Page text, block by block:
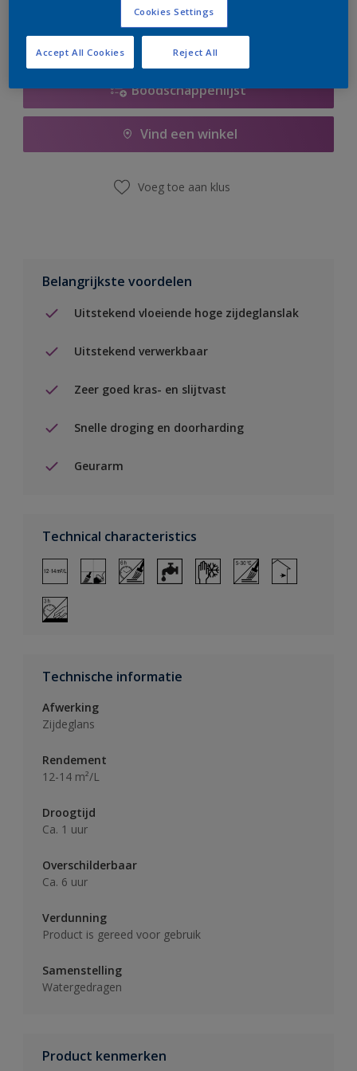
Boodschappenlijst
Vind een winkel
Voeg toe aan klus
Belangrijkste voordelen
Uitstekend vloeiende hoge zijdeglanslak
Uitstekend verwerkbaar
Zeer goed kras- en slijtvast
Snelle droging en doorharding
Geurarm
Technical characteristics
Technische informatie
Afwerking
Zijdeglans
Rendement
12-14 m²/L
Droogtijd
Ca. 1 uur
Overschilderbaar
Ca. 6 uur
Verdunning
Product is gereed voor gebruik
Samenstelling
Watergedragen
Product kenmerken
Cookies Settings
Reject All
Accept All Cookies